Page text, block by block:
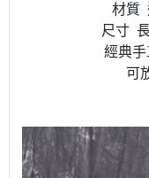
材質
尺寸
經典
可